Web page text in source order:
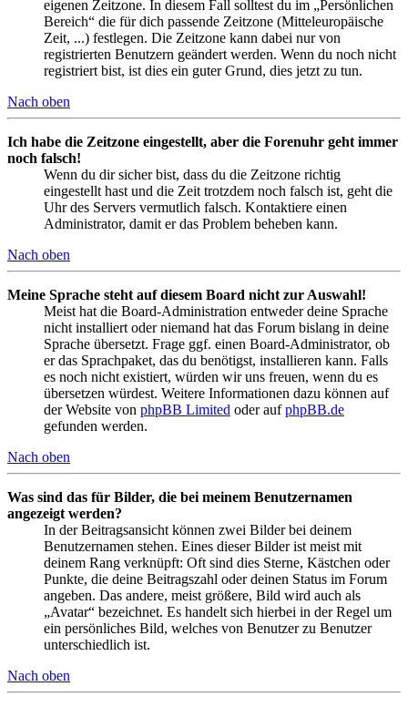
eigenen Zeitzone. In diesem Fall solltest du im „Persönlichen
Bereich“ die für dich passende Zeitzone (Mitteleuropäische
Zeit, ...) festlegen. Die Zeitzone kann dabei nur von
registrierten Benutzern geändert werden. Wenn du noch nicht
registriert bist, ist dies ein guter Grund, dies jetzt zu tun.
Nach oben
Ich habe die Zeitzone eingestellt, aber die Forenuhr geht immer
noch falsch!
Wenn du dir sicher bist, dass du die Zeitzone richtig
eingestellt hast und die Zeit trotzdem noch falsch ist, geht die
Uhr des Servers vermutlich falsch. Kontaktiere einen
Administrator, damit er das Problem beheben kann.
Nach oben
Meine Sprache steht auf diesem Board nicht zur Auswahl!
Meist hat die Board-Administration entweder deine Sprache
nicht installiert oder niemand hat das Forum bislang in deine
Sprache übersetzt. Frage ggf. einen Board-Administrator, ob
er das Sprachpaket, das du benötigst, installieren kann. Falls
es noch nicht existiert, würden wir uns freuen, wenn du es
übersetzen würdest. Weitere Informationen dazu können auf
der Website von phpBB Limited oder aufphpBB.de
gefunden werden.
Nach oben
Was sind das für Bilder, die bei meinem Benutzernamen
angezeigt werden?
In der Beitragsansicht können zwei Bilder bei deinem
Benutzernamen stehen. Eines dieser Bilder ist meist mit
deinem Rang verknüpft: Oft sind dies Sterne, Kästchen oder
Punkte, die deine Beitragszahl oder deinen Status im Forum
angeben. Das andere, meist größere, Bild wird auch als
„Avatar“ bezeichnet. Es handelt sich hierbei in der Regel um
ein persönliches Bild, welches von Benutzer zu Benutzer
unterschiedlich ist.
Nach oben